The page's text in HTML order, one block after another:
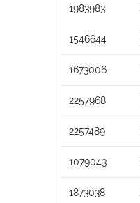
1983983
1546644
1673006
2257968
2257489
1079043
1873038